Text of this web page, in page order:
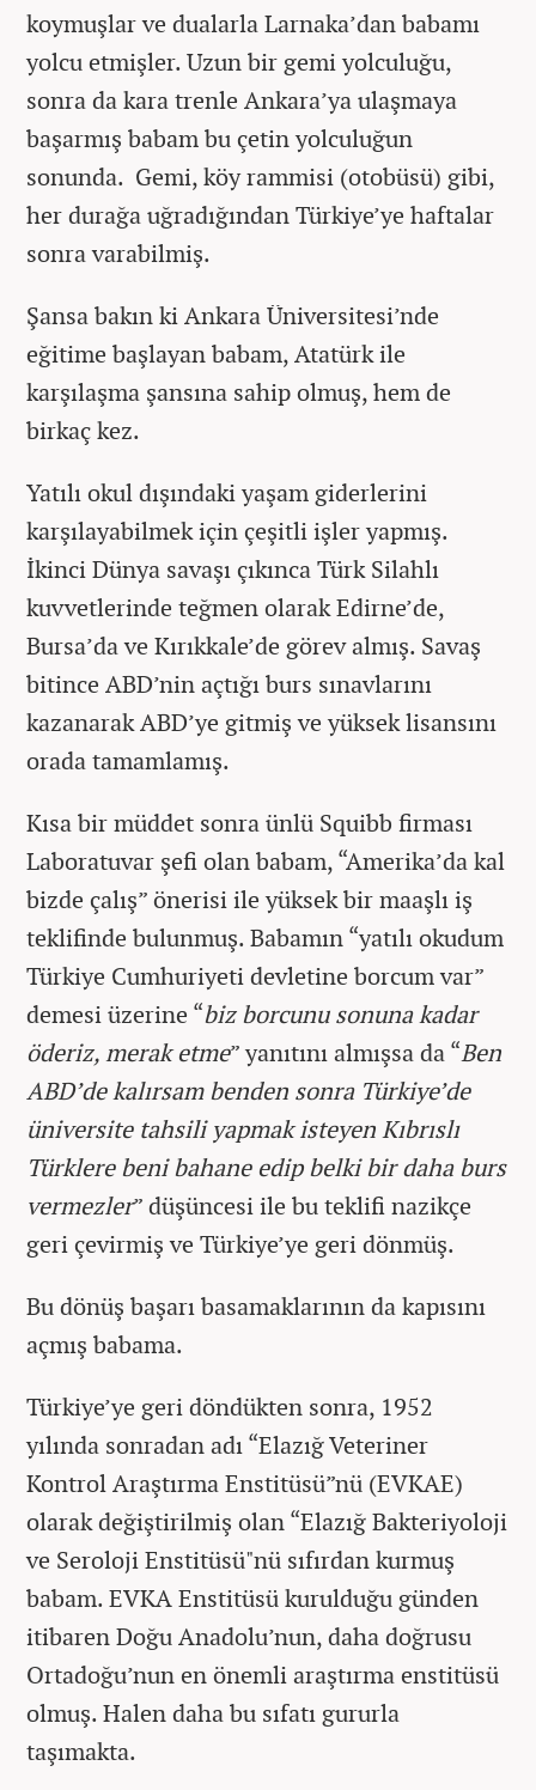
koymuşlar ve dualarla Larnaka’dan babamı
yolcu etmişler. Uzun bir gemi yolculuğu,
sonra da kara trenle Ankara’ya ulaşmaya
başarmış babam bu çetin yolculuğun
sonunda. Gemi, köy rammisi (otobüsü) gibi,
her durağa uğradığından Türkiye’ye haftalar
sonra varabilmiş.
Şansa bakın ki Ankara Üniversitesi’nde
eğitime başlayan babam, Atatürk ile
karşılaşma şansına sahip olmuş, hem de
birkaç kez.
Yatılı okul dışındaki yaşam giderlerini
karşılayabilmek için çeşitli işler yapmış.
İkinci Dünya savaşı çıkınca Türk Silahlı
kuvvetlerinde teğmen olarak Edirne’de,
Bursa’da ve Kırıkkale’de görev almış. Savaş
bitince ABD’nin açtığı burs sınavlarını
kazanarak ABD’ye gitmiş ve yüksek lisansını
orada tamamlamış.
Kısa bir müddet sonra ünlü Squibb firması
Laboratuvar şefi olan babam, “Amerika’da kal
bizde çalış” önerisi ile yüksek bir maaşlı iş
teklifinde bulunmuş. Babamın “yatılı okudum
Türkiye Cumhuriyeti devletine borcum var”
demesi üzerine “biz borcunu sonuna kadar
öderiz, merak etme” yanıtını almışsa da “Ben
ABD’de kalırsam benden sonra Türkiye’de
üniversite tahsili yapmak isteyen Kıbrıslı
Türklere beni bahane edip belki bir daha burs
vermezler” düşüncesi ile bu teklifi nazikçe
geri çevirmiş ve Türkiye’ye geri dönmüş.
Bu dönüş başarı basamaklarının da kapısını
açmış babama.
Türkiye’ye geri döndükten sonra, 1952
yılında sonradan adı “Elazığ Veteriner
Kontrol Araştırma Enstitüsü”nü (EVKAE)
olarak değiştirilmiş olan “Elazığ Bakteriyoloji
ve Seroloji Enstitüsü"nü sıfırdan kurmuş
babam. EVKA Enstitüsü kurulduğu günden
itibaren Doğu Anadolu’nun, daha doğrusu
Ortadoğu’nun en önemli araştırma enstitüsü
olmuş. Halen daha bu sıfatı gururla
taşımakta.